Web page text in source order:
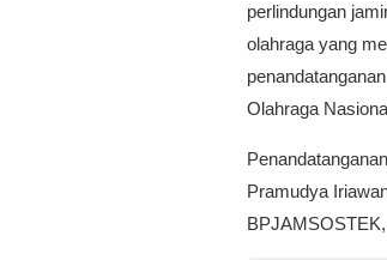
perlindungan
olahraga yang
Olahraga
Pramudya